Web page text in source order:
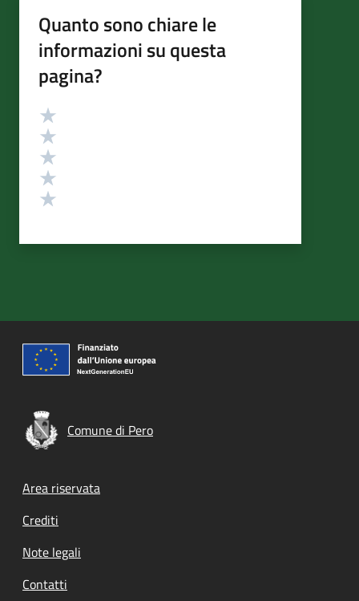
Quanto sono chiare le
informazioni su questa
pagina?
Valutazione
Comune di Pero
Footer menu
Area riservata
Crediti
Note legali
Contatti